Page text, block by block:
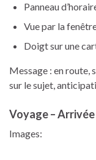
Panneau
Vue par la
Doigt sur une
Message : en route,
sur le sujet,
Voyage – Arrivée
Images: